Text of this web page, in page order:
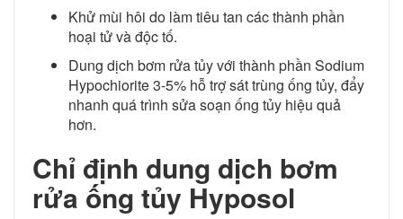
Khử mùi hôi do làm tiêu tan các thành phần
hoại tử và độc tố.
Dung dịch bơm rửa tủy với thành phần Sodium
Hypochiorite 3-5% hỗ trợ sát trùng ống tủy, đẩy
nhanh quá trình sửa soạn ống tủy hiệu quả
hơn.
Chỉ định dung dịch bơm
rửa ống tủy Hyposol